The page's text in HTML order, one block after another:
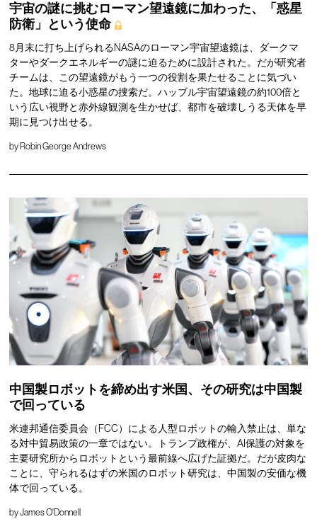
宇宙の謎に挑むローマン望遠鏡に加わった、「惑星
防衛」という使命
8月末に打ち上げられるNASAのローマン宇宙望遠鏡は、ダークマ
ターやダークエネルギーの謎に迫るために設計された。だが研究者
チームは、この望遠鏡がもう一つの役割を果たせることに気づい
た。地球に迫る小惑星の捜索だ。ハッブル宇宙望遠鏡の約100倍と
いう広い視野と赤外線観測を生かせば、都市を破壊しうる天体を早
期に見つけ出せる。
by Robin George Andrews
中国製ロボットを締め出す米国、その研究は中国製
で回っている
米連邦通信委員会（FCC）による人型ロボットの輸入禁止は、単な
る対中貿易政策の一章ではない。トランプ政権が、AI保護の対象を
主要研究所からロボットという最前線へ広げた証拠だ。だが皮肉な
ことに、守られるはずの米国のロボット研究は、中国製の安価な機
体で回っている。
byJames O'Donnell